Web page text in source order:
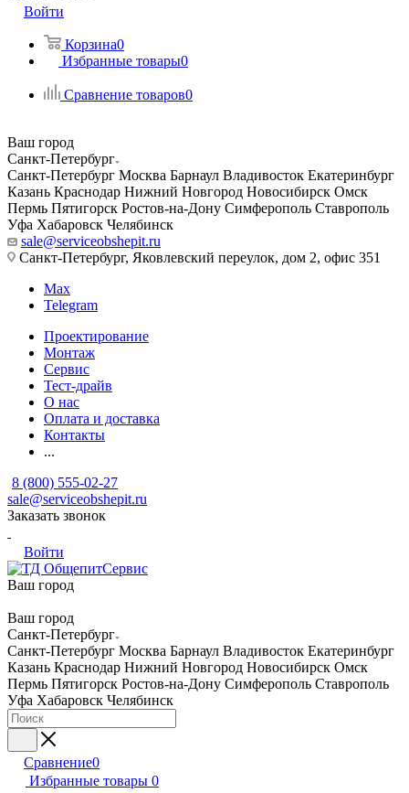
Войти
Корзина0
Избранные товары0
Сравнение товаров0
Ваш город
Санкт-Петербург
Санкт-Петербург Москва Барнаул Владивосток Екатеринбург
Казань Краснодар Нижний Новгород Новосибирск Омск
Пермь Пятигорск Ростов-на-Дону Симферополь Ставрополь
Уфа Хабаровск Челябинск
sale@serviceobshepit.ru
Санкт-Петербург, Яковлевский переулок, дом 2, офис 351
Max
Telegram
Проектирование
Монтаж
Сервис
Тест-драйв
О нас
Оплата и доставка
Контакты
...
8 (800) 555-02-27
sale@serviceobshepit.ru
Заказать звонок
Войти
Ваш город
Ваш город
Санкт-Петербург
Санкт-Петербург Москва Барнаул Владивосток Екатеринбург
Казань Краснодар Нижний Новгород Новосибирск Омск
Пермь Пятигорск Ростов-на-Дону Симферополь Ставрополь
Уфа Хабаровск Челябинск
Сравнение0
Избранные товары 0